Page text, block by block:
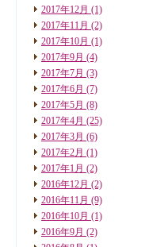
2017年12月 (1)
2017年11月 (2)
2017年10月 (1)
2017年9月 (4)
2017年7月 (3)
2017年6月 (7)
2017年5月 (8)
2017年4月 (25)
2017年3月 (6)
2017年2月 (1)
2017年1月 (2)
2016年12月 (2)
2016年11月 (9)
2016年10月 (1)
2016年9月 (2)